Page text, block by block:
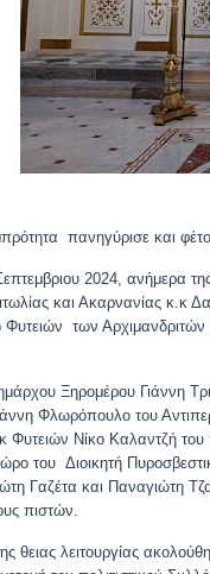
πανηγύρισε και
2024, ανήμερα
και Ακαρνανίας κ.κ
των Αρχιμανδριτών
Ξηρομέρου Γιάννη
Φλωρόπουλο του
Φυτειών Νίκο Καλαντζή
του Διοικητή
Γαζέτα και Παναγιώτη
πιστών.
θειας λειτουργίας